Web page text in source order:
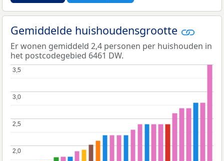
Gemiddelde huishoudensgrootte
Er wonen gemiddeld 2,4 personen per huishouden in
het postcodegebied 6461 DW.
2,0
2,0
2,5
2,5
3,0
3,0
3,5
3,5